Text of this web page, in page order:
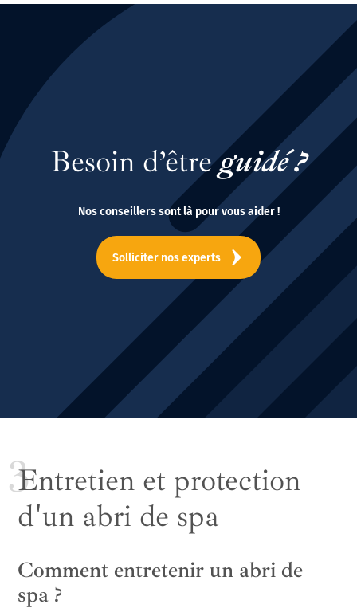
Besoin d’êtreguidé ?
Nos conseillers sont là pour vous aider !
Solliciter nos experts
Entretien et protection
d'un abri de spa
Comment entretenir un abri de
spa ?